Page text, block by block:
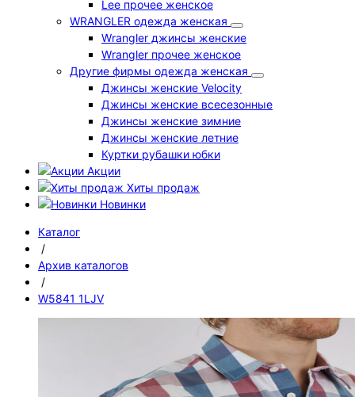
Lee прочее женское
WRANGLER одежда женская
Wrangler джинсы женские
Wrangler прочее женское
Другие фирмы одежда женская
Джинсы женские Velocity
Джинсы женские всесезонные
Джинсы женские зимние
Джинсы женские летние
Куртки рубашки юбки
Акции
Хиты продаж
Новинки
Каталог
/
Архив каталогов
/
W5841 1LJV